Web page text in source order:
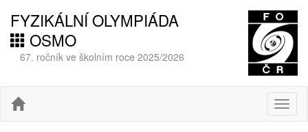
FYZIKÁLNÍ OLYMPIÁDA
OSMO
67. ročník ve školním roce 2025/2026